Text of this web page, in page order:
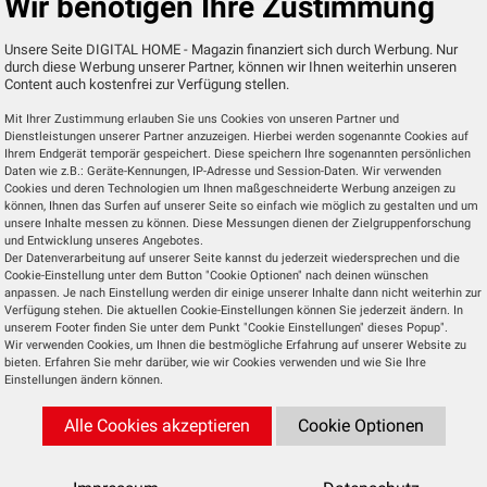
die aus Plastik sind, aber optisch an das
einer Leistung von 2.600 mAh. Praktischerweise
Netzstecker mit. Um den Lautsprecher zu
schon sucht er nach verfügbaren Bluetooth-
Sound by JBL mit unserem Smartphone verbunden.
Rack und hören uns durch einige Radiosender aus
gut. In minimaler bis mittlerer Lautstärke ist
aufdrehen und uns vom Lautsprecher weg
nächsten Step, platzieren wir den Lautsprecher auf
echter Hingucker. Das Anhören von Musik in
man auf diesem Stellplatz etwas lauter auf, geht
verlegten Teppichboden in unserem Büro, als
macht sich der Lite-up-Play also auf einem Rack
Unsere Seite DIGITAL HOME - Magazin finanziert sich durch Werbung. Nur
durch diese Werbung unserer Partner, können wir Ihnen weiterhin unseren
Content auch kostenfrei zur Verfügung stellen.
Mit Ihrer Zustimmung erlauben Sie uns Cookies von unseren Partner und
Dienstleistungen unserer Partner anzuzeigen. Hierbei werden sogenannte Cookies auf
Ihrem Endgerät temporär gespeichert. Diese speichern Ihre sogenannten persönlichen
Daten wie z.B.: Geräte-Kennungen, IP-Adresse und Session-Daten. Wir verwenden
Cookies und deren Technologien um Ihnen maßgeschneiderte Werbung anzeigen zu
können, Ihnen das Surfen auf unserer Seite so einfach wie möglich zu gestalten und um
unsere Inhalte messen zu können. Diese Messungen dienen der Zielgruppenforschung
und Entwicklung unseres Angebotes.
Der Datenverarbeitung auf unserer Seite kannst du jederzeit wiedersprechen und die
Cookie-Einstellung unter dem Button "Cookie Optionen" nach deinen wünschen
anpassen. Je nach Einstellung werden dir einige unserer Inhalte dann nicht weiterhin zur
Verfügung stehen. Die aktuellen Cookie-Einstellungen können Sie jederzeit ändern. In
unserem Footer finden Sie unter dem Punkt "Cookie Einstellungen" dieses Popup".
Wir verwenden Cookies, um Ihnen die bestmögliche Erfahrung auf unserer Website zu
bieten. Erfahren Sie mehr darüber, wie wir Cookies verwenden und wie Sie Ihre
Einstellungen ändern können.
Alle Cookies akzeptieren Cookie Optionen